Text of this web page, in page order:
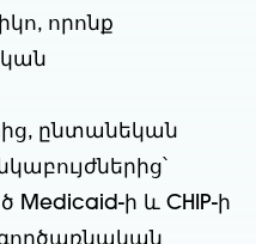
որոնք
ընտանեկան
Medicaid-ի և CHIP-ի